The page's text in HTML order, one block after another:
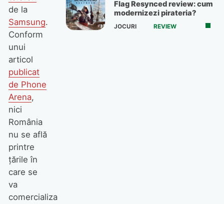
de la
Samsung.
Conform
unui
articol
publicat
de Phone
Arena,
nici
România
nu se află
printre
țările în
care se
va
comercializa
Flag Resynced review: cum
modernizezi pirateria?
JOCURI REVIEW